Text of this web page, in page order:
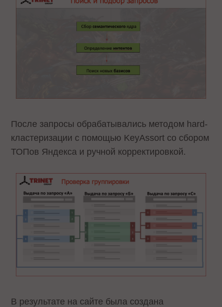
После запросы обрабатывались методом hard-
кластеризации с помощью KeyAssort со сбором
ТОПов Яндекса и ручной корректировкой.
В результате на сайте была создана